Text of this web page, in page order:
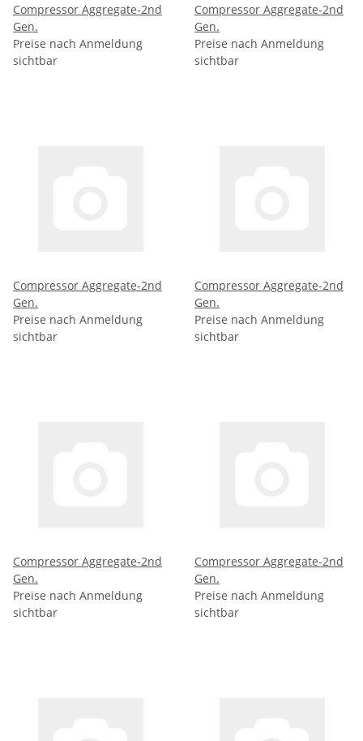
Compressor Aggregate-2nd
Gen.
Preise nach Anmeldung
sichtbar
Compressor Aggregate-2nd
Gen.
Preise nach Anmeldung
sichtbar
Compressor Aggregate-2nd
Gen.
Preise nach Anmeldung
sichtbar
Compressor Aggregate-2nd
Gen.
Preise nach Anmeldung
sichtbar
Compressor Aggregate-2nd
Gen.
Preise nach Anmeldung
sichtbar
Compressor Aggregate-2nd
Gen.
Preise nach Anmeldung
sichtbar